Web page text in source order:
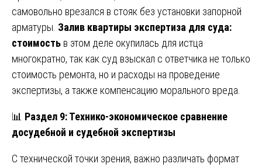
самовольно врезался в стояк без установки запорной
арматуры. Залив квартиры экспертиза для суда:
стоимость в этом деле окупилась для истца
многократно, так как суд взыскал с ответчика не только
стоимость ремонта, но и расходы на проведение
экспертизы, а также компенсацию морального вреда.
📊 Раздел 9: Технико-экономическое сравнение
досудебной и судебной экспертизы
С технической точки зрения, важно различать формат